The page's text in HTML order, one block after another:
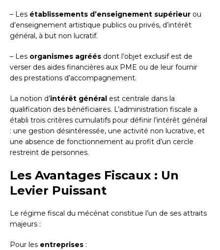
– Les établissements d’enseignement supérieur ou
d’enseignement artistique publics ou privés, d’intérêt
général, à but non lucratif.
– Les organismes agréés dont l’objet exclusif est de
verser des aides financières aux PME ou de leur fournir
des prestations d’accompagnement.
La notion d’intérêt général est centrale dans la
qualification des bénéficiaires. L’administration fiscale a
établi trois critères cumulatifs pour définir l’intérêt général
: une gestion désintéressée, une activité non lucrative, et
une absence de fonctionnement au profit d’un cercle
restreint de personnes.
Les Avantages Fiscaux : Un
Levier Puissant
Le régime fiscal du mécénat constitue l’un de ses attraits
majeurs :
Pour les entreprises :